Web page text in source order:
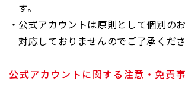
す。
公式アカウントは原則として個別の
対応しておりませんのでご了承くださ
公式アカウントに関する注意・免責